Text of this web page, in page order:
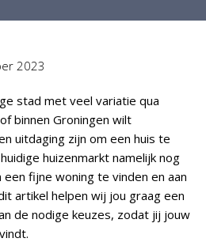
2023
stad met veel variatie qua
binnen Groningen wilt
uitdaging zijn om een huis te
huizenmarkt namelijk nog
fijne woning te vinden en aan
artikel helpen wij jou graag een
de nodige keuzes, zodat jij jouw